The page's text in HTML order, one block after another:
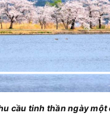
cầu tinh thần ngày